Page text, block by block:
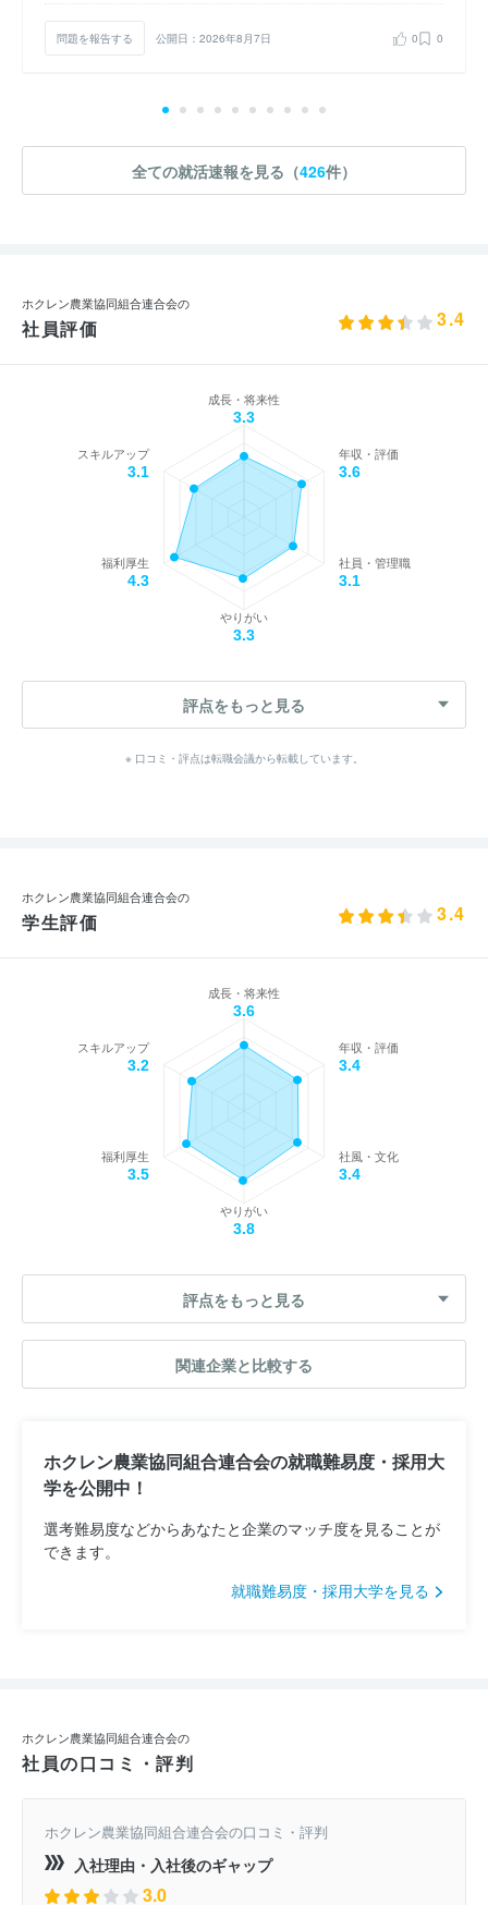
問題を報告する 公開日：2026年8月7日 0 0
全ての就活速報を見る（426件）
ホクレン農業協同組合連合会の
社員評価 3.4
成長・将来性
3.3
年収・評価
3.6
社員・管理職
3.1
やりがい
3.3
福利厚生
4.3
スキルアップ
3.1
評点をもっと見る
※ 口コミ・評点は転職会議から転載しています。
ホクレン農業協同組合連合会の
学生評価 3.4
成長・将来性
3.6
年収・評価
3.4
社風・文化
3.4
やりがい
3.8
福利厚生
3.5
スキルアップ
3.2
評点をもっと見る
関連企業と比較する
ホクレン農業協同組合連合会の就職難易度・採用大
学を公開中！
選考難易度などからあなたと企業のマッチ度を見ることが
できます。
就職難易度・採用大学を見る
ホクレン農業協同組合連合会の
社員の口コミ・評判
ホクレン農業協同組合連合会の口コミ・評判
入社理由・入社後のギャップ
3.0